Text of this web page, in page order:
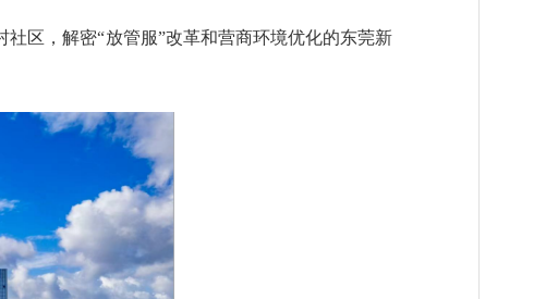
区，解密“放管服”改革和营商环境优化的东莞新